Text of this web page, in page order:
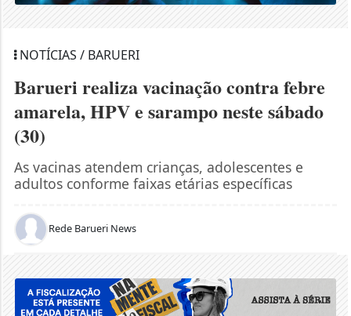
NOTÍCIAS / BARUERI
Barueri realiza vacinação contra febre
amarela, HPV e sarampo neste sábado
(30)
As vacinas atendem crianças, adolescentes e
adultos conforme faixas etárias específicas
Rede Barueri News